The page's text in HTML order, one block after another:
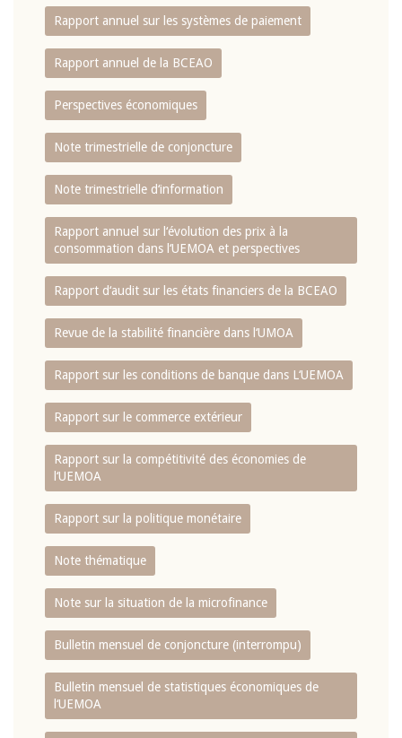
Rapport annuel sur les systèmes de paiement
Rapport annuel de la BCEAO
Perspectives économiques
Note trimestrielle de conjoncture
Note trimestrielle d‘information
Rapport annuel sur l‘évolution des prix à la
consommation dans l‘UEMOA et perspectives
Rapport d‘audit sur les états financiers de la BCEAO
Revue de la stabilité financière dans l‘UMOA
Rapport sur les conditions de banque dans L‘UEMOA
Rapport sur le commerce extérieur
Rapport sur la compétitivité des économies de
l‘UEMOA
Rapport sur la politique monétaire
Note thématique
Note sur la situation de la microfinance
Bulletin mensuel de conjoncture (interrompu)
Bulletin mensuel de statistiques économiques de
l‘UEMOA